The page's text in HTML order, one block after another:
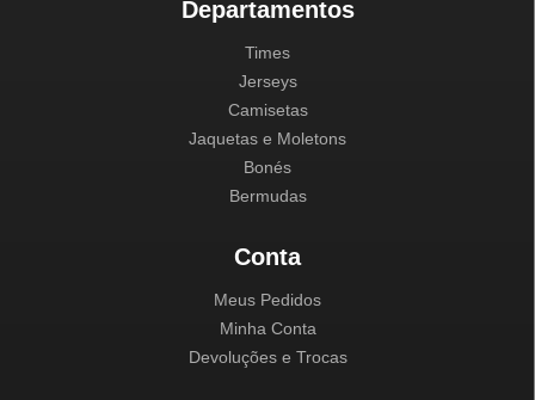
Departamentos
Times
Jerseys
Camisetas
Jaquetas e Moletons
Bonés
Bermudas
Conta
Meus Pedidos
Minha Conta
Devoluções e Trocas